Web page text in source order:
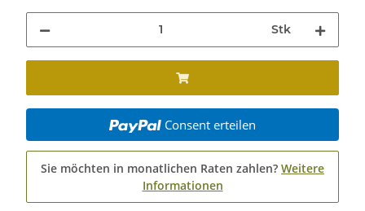
Stk
Consent erteilen
Sie möchten in monatlichen Raten zahlen? Weitere
Informationen